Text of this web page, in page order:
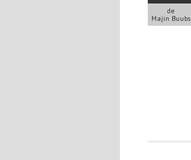
de
Majin Buubs